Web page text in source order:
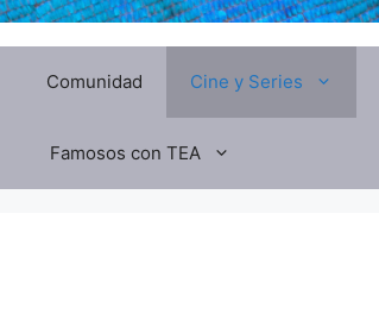
Comunidad Cine y Series
Famosos con TEA